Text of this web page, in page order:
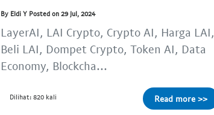
By Eldi Y Posted on 29 Jul, 2024
LayerAI, LAI Crypto, Crypto AI, Harga LAI,
Beli LAI, Dompet Crypto, Token AI, Data
Economy, Blockcha...
Dilihat: 820 kali Read more >>